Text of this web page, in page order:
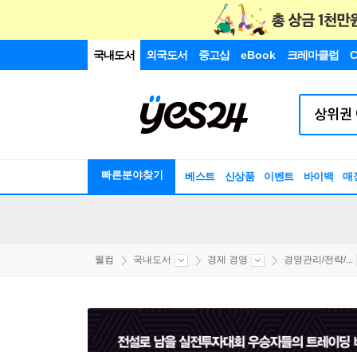
국내도서 외국도서 중고샵 eBook 크레마클럽
빠른분야찾기 베스트 신상품 이벤트 바이백 매
웰컴 국내도서 경제 경영 경영관리/전략/...